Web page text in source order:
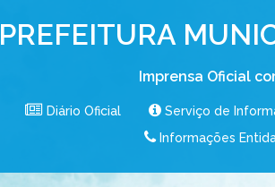
PREFEITURA
Imprensa Oficial
Diário Oficial Serviço de
Informações